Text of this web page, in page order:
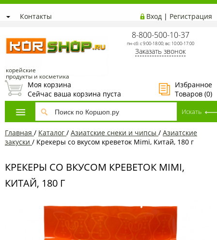
Контакты Вход | Регистрация
корейские
продукты и косметика
8-800-500-10-37
пн-сб: с 9:00-18:00; вс: 10:00-17:00
Заказать звонок
Избранное
Товаров (0)
Моя корзина
Сейчас ваша корзина пуста
Главная / Каталог / Азиатские снеки и чипсы / Азиатские
закуски / Крекеры со вкусом креветок Mimi, Китай, 180 г
КРЕКЕРЫ СО ВКУСОМ КРЕВЕТОК MIMI,
КИТАЙ, 180 Г